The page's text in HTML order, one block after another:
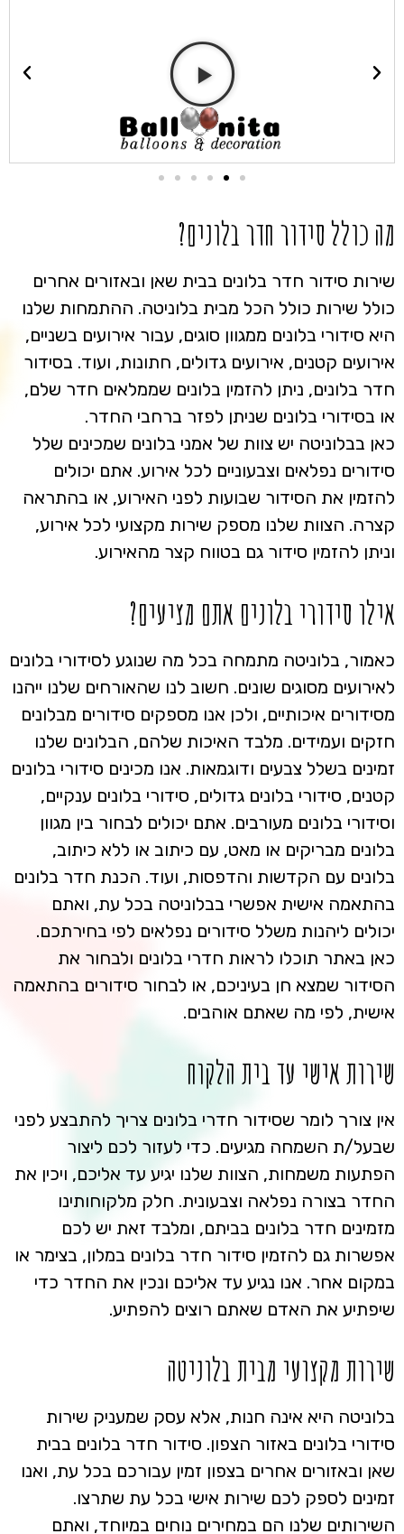
מה כולל סידור חדר בלונים?
שירות סידור חדר בלונים בבית שאן ובאזורים אחרים
כולל שירות כולל הכל מבית בלוניטה. ההתמחות שלנו
היא סידורי בלונים ממגוון סוגים, עבור אירועים בשניים,
אירועים קטנים, אירועים גדולים, חתונות, ועוד. בסידור
חדר בלונים, ניתן להזמין בלונים שממלאים חדר שלם,
או בסידורי בלונים שניתן לפזר ברחבי החדר.
כאן בבלוניטה יש צוות של אמני בלונים שמכינים שלל
סידורים נפלאים וצבעוניים לכל אירוע. אתם יכולים
להזמין את הסידור שבועות לפני האירוע, או בהתראה
קצרה. הצוות שלנו מספק שירות מקצועי לכל אירוע,
וניתן להזמין סידור גם בטווח קצר מהאירוע.
אילו סידורי בלונים אתם מציעים?
כאמור, בלוניטה מתמחה בכל מה שנוגע לסידורי בלונים
לאירועים מסוגים שונים. חשוב לנו שהאורחים שלנו ייהנו
מסידורים איכותיים, ולכן אנו מספקים סידורים מבלונים
חזקים ועמידים. מלבד האיכות שלהם, הבלונים שלנו
זמינים בשלל צבעים ודוגמאות. אנו מכינים סידורי בלונים
קטנים, סידורי בלונים גדולים, סידורי בלונים ענקיים,
וסידורי בלונים מעורבים. אתם יכולים לבחור בין מגוון
בלונים מבריקים או מאט, עם כיתוב או ללא כיתוב,
בלונים עם הקדשות והדפסות, ועוד. הכנת חדר בלונים
בהתאמה אישית אפשרי בבלוניטה בכל עת, ואתם
יכולים ליהנות משלל סידורים נפלאים לפי בחירתכם.
כאן באתר תוכלו לראות חדרי בלונים ולבחור את
הסידור שמצא חן בעיניכם, או לבחור סידורים בהתאמה
אישית, לפי מה שאתם אוהבים.
שירות אישי עד בית הלקוח
אין צורך לומר שסידור חדרי בלונים צריך להתבצע לפני
שבעל/ת השמחה מגיעים. כדי לעזור לכם ליצור
הפתעות משמחות, הצוות שלנו יגיע עד אליכם, ויכין את
החדר בצורה נפלאה וצבעונית. חלק מלקוחותינו
מזמינים חדר בלונים בביתם, ומלבד זאת יש לכם
אפשרות גם להזמין סידור חדר בלונים במלון, בצימר או
במקום אחר. אנו נגיע עד אליכם ונכין את החדר כדי
שיפתיע את האדם שאתם רוצים להפתיע.
שירות מקצועי מבית בלוניטה
בלוניטה היא אינה חנות, אלא עסק שמעניק שירות
סידורי בלונים באזור הצפון. סידור חדר בלונים בבית
שאן ובאזורים אחרים בצפון זמין עבורכם בכל עת, ואנו
זמינים לספק לכם שירות אישי בכל עת שתרצו.
השירותים שלנו הם במחירים נוחים במיוחד, ואתם